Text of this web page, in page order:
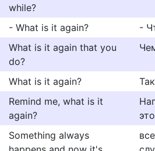
while?
- What is it again?
-
What is it again that you
do?
What is it again?
Remind me, what is it
again?
Something always